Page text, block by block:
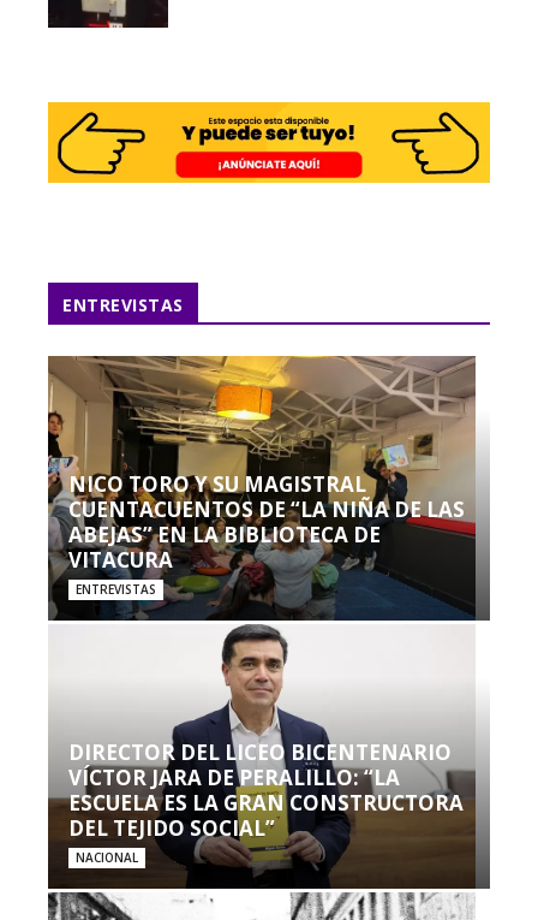
ENTREVISTAS
NICO TORO Y SU MAGISTRAL
CUENTACUENTOS DE “LA NIÑA DE LAS
ABEJAS” EN LA BIBLIOTECA DE
VITACURA
ENTREVISTAS
DIRECTOR DEL LICEO BICENTENARIO
VÍCTOR JARA DE PERALILLO: “LA
ESCUELA ES LA GRAN CONSTRUCTORA
DEL TEJIDO SOCIAL”
NACIONAL